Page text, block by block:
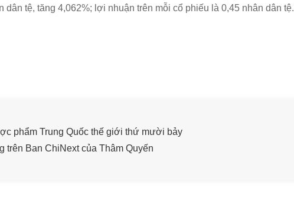
tệ, tăng 4,062%; lợi nhuận trên mỗi cổ phiếu là 0,45 nhân dân tệ.
phẩm Trung Quốc thế giới thứ mười bảy
trên Ban ChiNext của Thâm Quyến